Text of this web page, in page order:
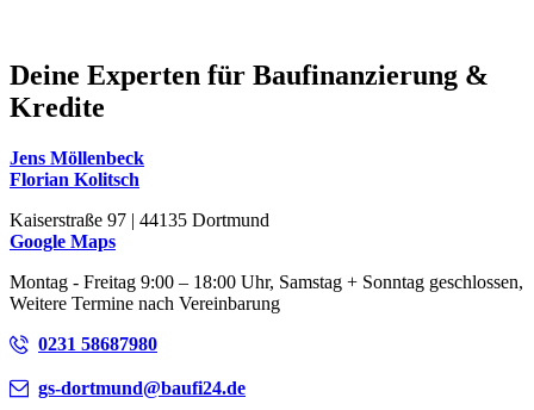
Deine Experten für Baufinanzierung &
Kredite
Jens Möllenbeck
Florian Kolitsch
Kaiserstraße 97 | 44135 Dortmund
Google Maps
Montag - Freitag 9:00 – 18:00 Uhr, Samstag + Sonntag geschlossen,
Weitere Termine nach Vereinbarung
0231 58687980
gs-dortmund@baufi24.de